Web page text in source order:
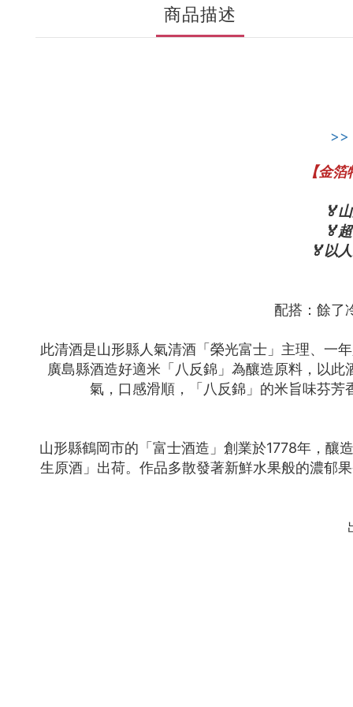
商品描述
>>
【金
🏅
🏅
🏅以
配搭：餘了
此清酒是山形縣人氣清酒「榮光富士」主理、一
廣島縣酒造好適米「八反錦」為釀造原料，以
氣，口感滑順，「八反錦」的米旨味芬
山形縣鶴岡市的「富士酒造」創業於1778年，釀
生原酒」出荷。作品多散發著新鮮水果般的濃郁